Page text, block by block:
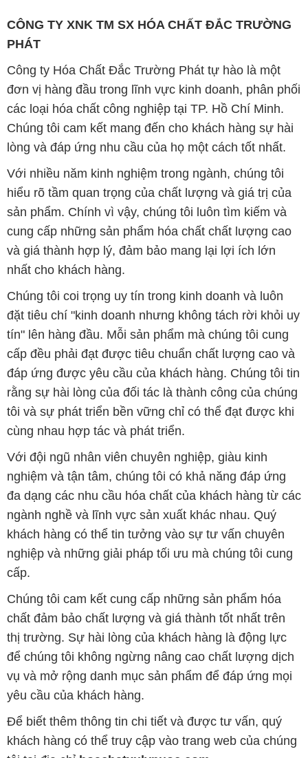
CÔNG TY XNK TM SX HÓA CHẤT ĐẮC TRƯỜNG
PHÁT
Công ty Hóa Chất Đắc Trường Phát tự hào là một
đơn vị hàng đầu trong lĩnh vực kinh doanh, phân phối
các loại hóa chất công nghiệp tại TP. Hồ Chí Minh.
Chúng tôi cam kết mang đến cho khách hàng sự hài
lòng và đáp ứng nhu cầu của họ một cách tốt nhất.
Với nhiều năm kinh nghiệm trong ngành, chúng tôi
hiểu rõ tầm quan trọng của chất lượng và giá trị của
sản phẩm. Chính vì vậy, chúng tôi luôn tìm kiếm và
cung cấp những sản phẩm hóa chất chất lượng cao
và giá thành hợp lý, đảm bảo mang lại lợi ích lớn
nhất cho khách hàng.
Chúng tôi coi trọng uy tín trong kinh doanh và luôn
đặt tiêu chí "kinh doanh nhưng không tách rời khỏi uy
tín" lên hàng đầu. Mỗi sản phẩm mà chúng tôi cung
cấp đều phải đạt được tiêu chuẩn chất lượng cao và
đáp ứng được yêu cầu của khách hàng. Chúng tôi tin
rằng sự hài lòng của đối tác là thành công của chúng
tôi và sự phát triển bền vững chỉ có thể đạt được khi
cùng nhau hợp tác và phát triển.
Với đội ngũ nhân viên chuyên nghiệp, giàu kinh
nghiệm và tận tâm, chúng tôi có khả năng đáp ứng
đa dạng các nhu cầu hóa chất của khách hàng từ các
ngành nghề và lĩnh vực sản xuất khác nhau. Quý
khách hàng có thể tin tưởng vào sự tư vấn chuyên
nghiệp và những giải pháp tối ưu mà chúng tôi cung
cấp.
Chúng tôi cam kết cung cấp những sản phẩm hóa
chất đảm bảo chất lượng và giá thành tốt nhất trên
thị trường. Sự hài lòng của khách hàng là động lực
để chúng tôi không ngừng nâng cao chất lượng dịch
vụ và mở rộng danh mục sản phẩm để đáp ứng mọi
yêu cầu của khách hàng.
Để biết thêm thông tin chi tiết và được tư vấn, quý
khách hàng có thể truy cập vào trang web của chúng